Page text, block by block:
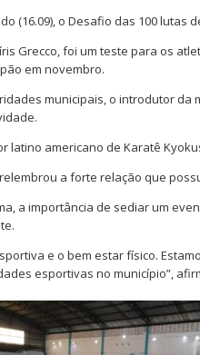
(16.09), o Desafio das 100 lutas
Grecco, foi um teste para os
em novembro.
municipais, o introdutor da
latino americano de Karatê
a forte relação que
a importância de sediar um
e o bem estar físico.
esportivas no município”,